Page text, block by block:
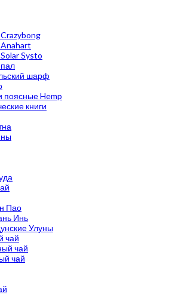
Systo
шарф
поясные Hemp
книги
Пао
Инь
Улуны
чай
чай
чай